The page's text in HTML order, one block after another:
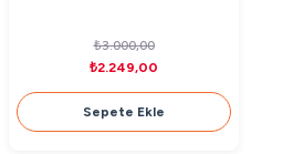
₺3.000,00
₺2.249,00
Sepete Ekle